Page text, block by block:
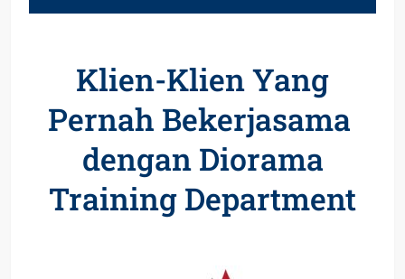
Klien-Klien Yang
Pernah Bekerjasama
dengan Diorama
Training Department